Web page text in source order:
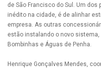
de São Francisco do Sul. Um
inédito na cidade, é de alinhar
empresa. As outras
estão instalando o novo
Bombinhas e Águas de Penha.
Henrique Gonçalves Mendes,